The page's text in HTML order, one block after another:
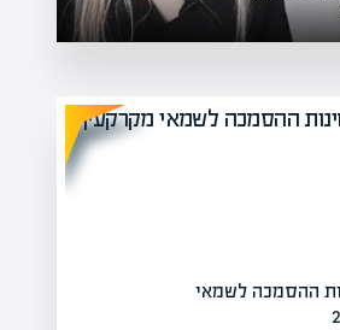
ההסמכה לשמאי